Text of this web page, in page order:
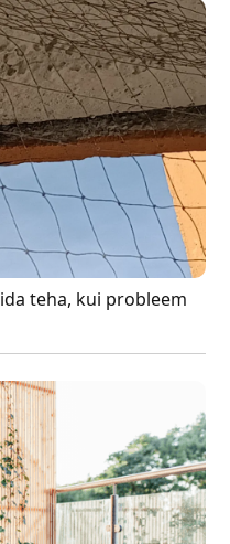
teha, kui probleem